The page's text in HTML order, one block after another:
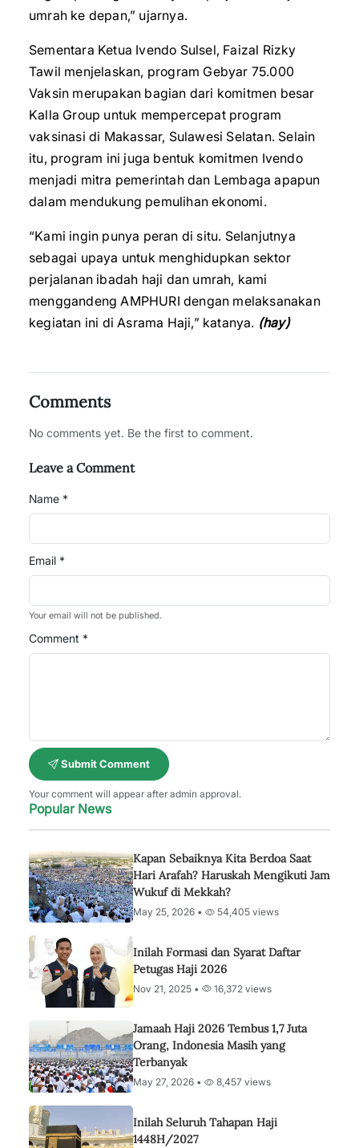
umrah ke depan,” ujarnya.
Sementara Ketua Ivendo Sulsel, Faizal Rizky
Tawil menjelaskan, program Gebyar 75.000
Vaksin merupakan bagian dari komitmen besar
Kalla Group untuk mempercepat program
vaksinasi di Makassar, Sulawesi Selatan. Selain
itu, program ini juga bentuk komitmen Ivendo
menjadi mitra pemerintah dan Lembaga apapun
dalam mendukung pemulihan ekonomi.
“Kami ingin punya peran di situ. Selanjutnya
sebagai upaya untuk menghidupkan sektor
perjalanan ibadah haji dan umrah, kami
menggandeng AMPHURI dengan melaksanakan
kegiatan ini di Asrama Haji,” katanya. (hay)
Comments
No comments yet. Be the first to comment.
Leave a Comment
Name *
Email *
Your email will not be published.
Comment *
Submit Comment
Your comment will appear after admin approval.
Popular News
Kapan Sebaiknya Kita Berdoa Saat
Hari Arafah? Haruskah Mengikuti Jam
Wukuf di Mekkah?
May 25, 2026 • 54,405 views
Inilah Formasi dan Syarat Daftar
Petugas Haji 2026
Nov 21, 2025 • 16,372 views
Jamaah Haji 2026 Tembus 1,7 Juta
Orang, Indonesia Masih yang
Terbanyak
May 27, 2026 • 8,457 views
Inilah Seluruh Tahapan Haji
1448H/2027